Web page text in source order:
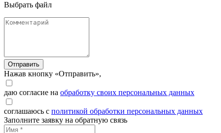
Выбрать файл
Отправить
Нажав кнопку «Отправить»,
даю согласие на обработку своих персональных данных
соглашаюсь с политикой обработки персональных данных
Заполните заявку на обратную связь